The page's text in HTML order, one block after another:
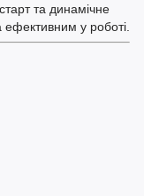
та динамічне
у роботі.